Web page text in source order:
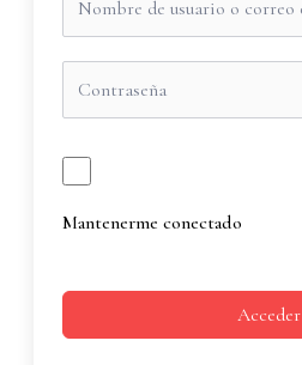
Mantenerme conectado
Acceder